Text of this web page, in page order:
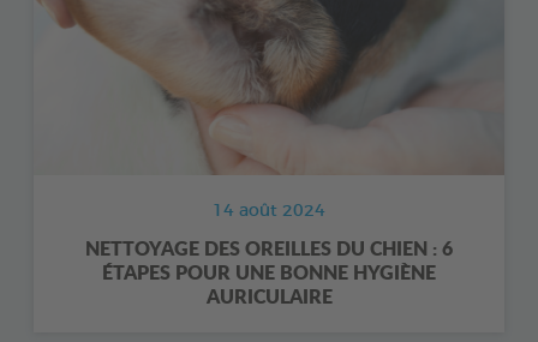
14 août 2024
NETTOYAGE DES OREILLES DU CHIEN : 6
ÉTAPES POUR UNE BONNE HYGIÈNE
AURICULAIRE